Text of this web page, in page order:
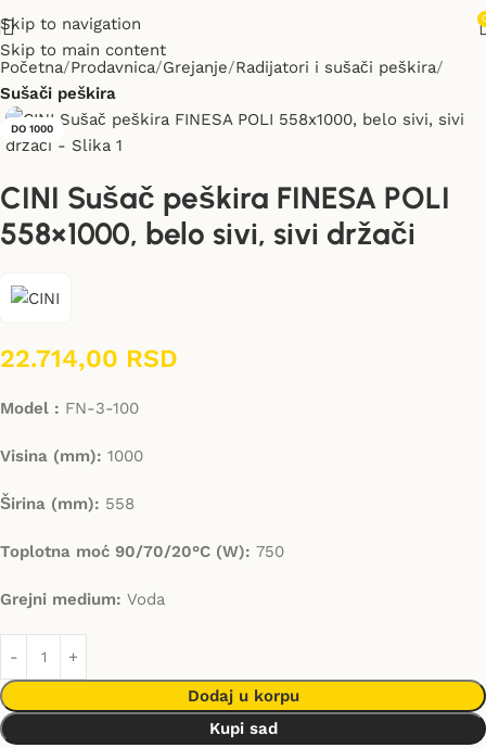
Skip to navigation
Skip to main content
Početna Prodavnica Grejanje Radijatori i sušači peškira
Sušači peškira
DO 1000
CINI Sušač peškira FINESA POLI
558×1000, belo sivi, sivi držači
22.714,00 RSD
Model : FN-3-100
Visina (mm): 1000
Širina (mm): 558
Toplotna moć 90/70/20°C (W): 750
Grejni medium: Voda
Dodaj u korpu
Kupi sad